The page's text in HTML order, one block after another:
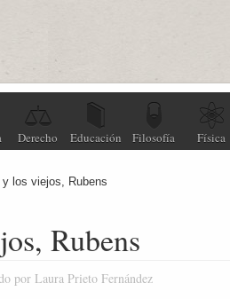
Derecho Educación Filosofía Física
y los viejos, Rubens
Rubens
por Laura Prieto Fernández